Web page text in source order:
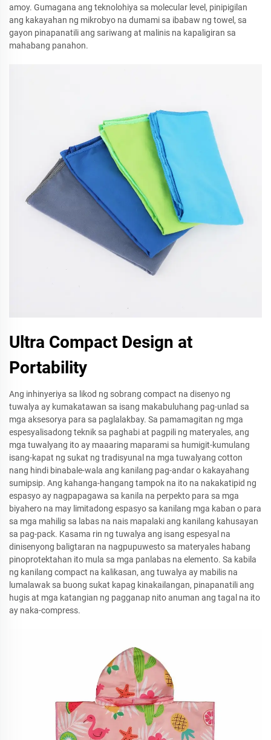
amoy. Gumagana ang teknolohiya sa molecular level, pinipigilan
ang kakayahan ng mikrobyo na dumami sa ibabaw ng towel, sa
gayon pinapanatili ang sariwang at malinis na kapaligiran sa
mahabang panahon.
Ultra Compact Design at
Portability
Ang inhinyeriya sa likod ng sobrang compact na disenyo ng
tuwalya ay kumakatawan sa isang makabuluhang pag-unlad sa
mga aksesorya para sa paglalakbay. Sa pamamagitan ng mga
espesyalisadong teknik sa paghabi at pagpili ng materyales, ang
mga tuwalyang ito ay maaaring maparami sa humigit-kumulang
isang-kapat ng sukat ng tradisyunal na mga tuwalyang cotton
nang hindi binabale-wala ang kanilang pag-andar o kakayahang
sumipsip. Ang kahanga-hangang tampok na ito na nakakatipid ng
espasyo ay nagpapagawa sa kanila na perpekto para sa mga
biyahero na may limitadong espasyo sa kanilang mga kaban o para
sa mga mahilig sa labas na nais mapalaki ang kanilang kahusayan
sa pag-pack. Kasama rin ng tuwalya ang isang espesyal na
dinisenyong baligtaran na nagpupuwesto sa materyales habang
pinoprotektahan ito mula sa mga panlabas na elemento. Sa kabila
ng kanilang compact na kalikasan, ang tuwalya ay mabilis na
lumalawak sa buong sukat kapag kinakailangan, pinapanatili ang
hugis at mga katangian ng pagganap nito anuman ang tagal na ito
ay naka-compress.